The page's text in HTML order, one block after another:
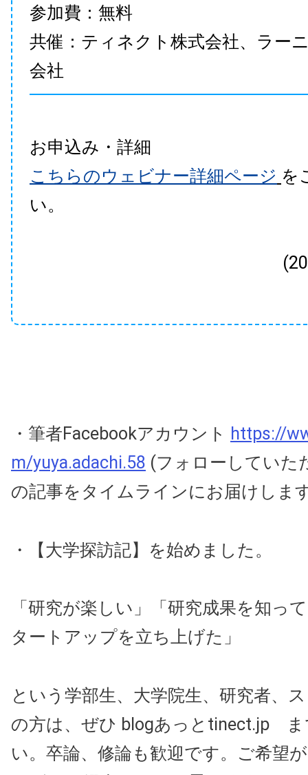
参加費：無料
共催：ティネクト株式会社、ラー
会社
お申込み・詳細
こちらのウェビナー詳細ページ を
い。
・筆者Facebookアカウント https://
m/yuya.adachi.58 (フォローしていた
の記事をタイムラインにお届けしま
・【大学探訪記】を始めました。
「研究が楽しい」「研究成果を知っ
タートアップを立ち上げた」
という学部生、大学院生、研究者、
の方は、ぜひ blogあっとtinect.jp ま
い。卒論、修論も歓迎です。ご希望